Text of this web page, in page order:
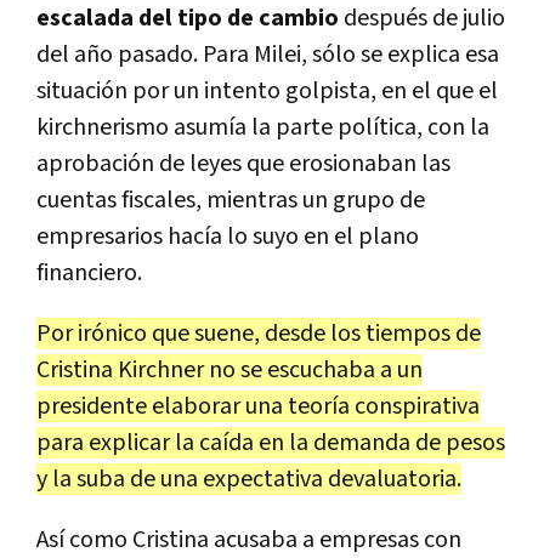
escalada del tipo de cambio después de julio
del año pasado. Para Milei, sólo se explica esa
situación por un intento golpista, en el que el
kirchnerismo asumía la parte política, con la
aprobación de leyes que erosionaban las
cuentas fiscales, mientras un grupo de
empresarios hacía lo suyo en el plano
financiero.
Por irónico que suene, desde los tiempos de
Cristina Kirchner no se escuchaba a un
presidente elaborar una teoría conspirativa
para explicar la caída en la demanda de pesos
y la suba de una expectativa devaluatoria.
Así como Cristina acusaba a empresas con